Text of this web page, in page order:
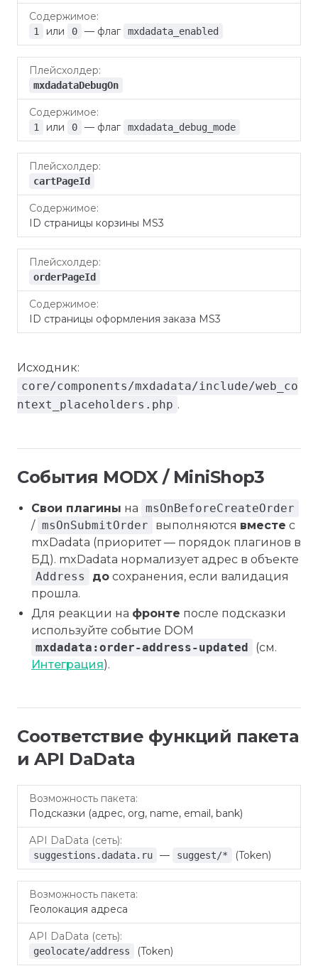
1 или 0 — флаг mxdadata_enabled
mxdadataDebugOn
1 или 0 — флаг mxdadata_debug_mode
cartPageId
ID страницы корзины MS3
orderPageId
ID страницы оформления заказа MS3
Исходник:
core/components/mxdadata/include/web_co
ntext_placeholders.php .
События MODX / MiniShop3
Свои плагины на msOnBeforeCreateOrder
/ msOnSubmitOrder выполняются вместе с
mxDadata (приоритет — порядок плагинов в
БД). mxDadata нормализует адрес в объекте
Address
до сохранения, если валидация
прошла.
Для реакции на фронте после подсказки
используйте событие DOM
mxdadata:order-address-updated
(см.
Интеграция).
Соответствие функций пакета
и API DaData
Возможность
пакета
API
DaData
(сеть)
Подсказки (адрес, org, name, email, bank)
suggestions.dadata.ru — suggest/* (Token)
Геолокация адреса
geolocate/address (Token)